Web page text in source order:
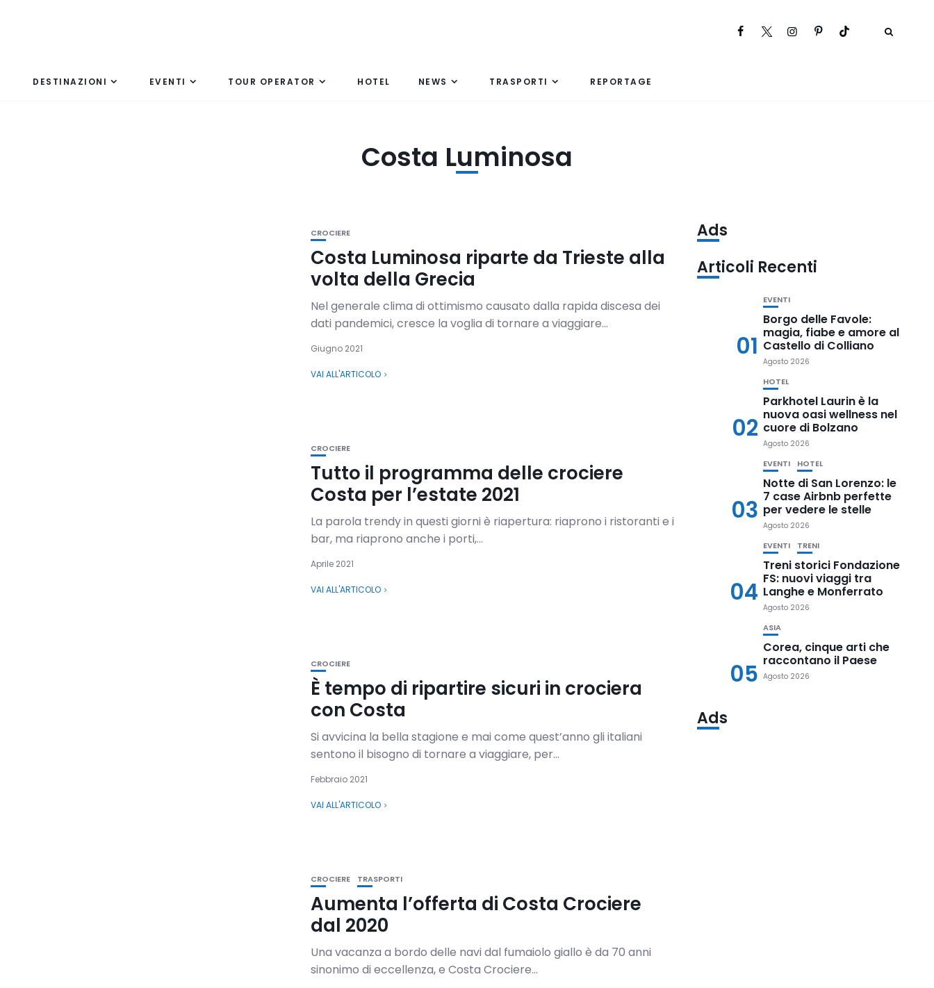
DESTINAZIONI EVENTI TOUR OPERATOR HOTEL NEWS TRASPORTI REPORTAGE
Costa Luminosa
CROCIERE
Costa Luminosa riparte da Trieste alla
volta della Grecia
Nel generale clima di ottimismo causato dalla rapida discesa dei
dati pandemici, cresce la voglia di tornare a viaggiare...
Giugno 2021
VAI ALL'ARTICOLO
CROCIERE
Tutto il programma delle crociere
Costa per l’estate 2021
La parola trendy in questi giorni è riapertura: riaprono i ristoranti e i
bar, ma riaprono anche i porti,...
Aprile 2021
VAI ALL'ARTICOLO
CROCIERE
È tempo di ripartire sicuri in crociera
con Costa
Si avvicina la bella stagione e mai come quest’anno gli italiani
sentono il bisogno di tornare a viaggiare, per...
Febbraio 2021
VAI ALL'ARTICOLO
CROCIERE TRASPORTI
Aumenta l’offerta di Costa Crociere
dal 2020
Una vacanza a bordo delle navi dal fumaiolo giallo è da 70 anni
sinonimo di eccellenza, e Costa Crociere...
Ads
Articoli Recenti
01
EVENTI
Borgo delle Favole:
magia, fiabe e amore al
Castello di Colliano
Agosto 2026
02
HOTEL
Parkhotel Laurin è la
nuova oasi wellness nel
cuore di Bolzano
Agosto 2026
03
EVENTI HOTEL
Notte di San Lorenzo: le
7 case Airbnb perfette
per vedere le stelle
Agosto 2026
04
EVENTI TRENI
Treni storici Fondazione
FS: nuovi viaggi tra
Langhe e Monferrato
Agosto 2026
05
ASIA
Corea, cinque arti che
raccontano il Paese
Agosto 2026
Ads